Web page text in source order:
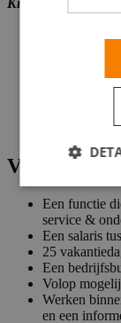
Het
Het
Het
Voor jou
Een functie
service &
Een salaris
25
Een
Volop
Werken
en een